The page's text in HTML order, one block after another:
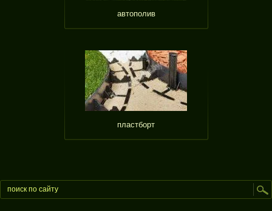
автополив
пластборт